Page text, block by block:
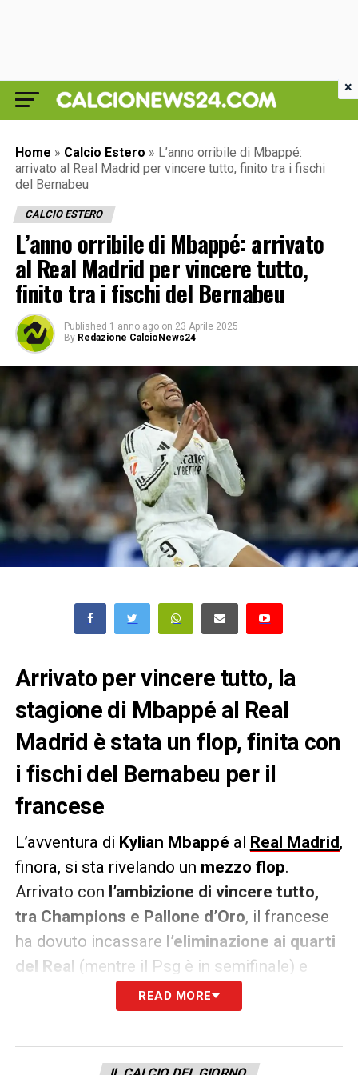
Home » Calcio Estero » L’anno orribile di Mbappé:
arrivato al Real Madrid per vincere tutto, finito tra i fischi
del Bernabeu
CALCIO ESTERO
L’anno orribile di Mbappé: arrivato
al Real Madrid per vincere tutto,
finito tra i fischi del Bernabeu
Published 1 anno ago on 23 Aprile 2025
By Redazione CalcioNews24
Arrivato per vincere tutto, la
stagione di Mbappé al Real
Madrid è stata un flop, finita con
i fischi del Bernabeu per il
francese
L’avventura di Kylian Mbappé al Real Madrid,
finora, si sta rivelando un mezzo flop.
Arrivato con l’ambizione di vincere tutto,
tra Champions e Pallone d’Oro, il francese
ha dovuto incassare l’eliminazione ai quarti
del Real (mentre il Psg è in semifinale) e
bordate di fischi del
peggiorare il quadro, l’infortunio che lo ha
complicato in un attacco dovela sua
READ MORE
×